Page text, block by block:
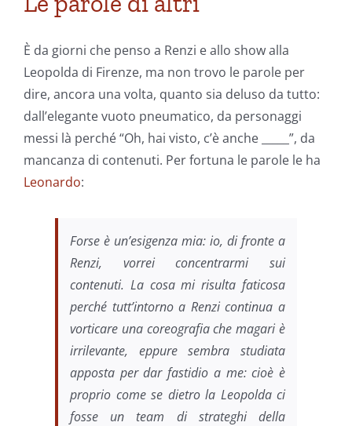
È da giorni che penso a Renzi e allo show alla
Leopolda di Firenze, ma non trovo le parole per
dire, ancora una volta, quanto sia deluso da tutto:
dall’elegante vuoto pneumatico, da personaggi
messi là perché “Oh, hai visto, c’è anche _____”, da
mancanza di contenuti. Per fortuna le parole le ha
Leonardo:
Forse è un’esigenza mia: io, di fronte a
Renzi, vorrei concentrarmi sui
contenuti. La cosa mi risulta faticosa
perché tutt’intorno a Renzi continua a
vorticare una coreografia che magari è
irrilevante, eppure sembra studiata
apposta per dar fastidio a me: cioè è
proprio come se dietro la Leopolda ci
fosse un team di strateghi della